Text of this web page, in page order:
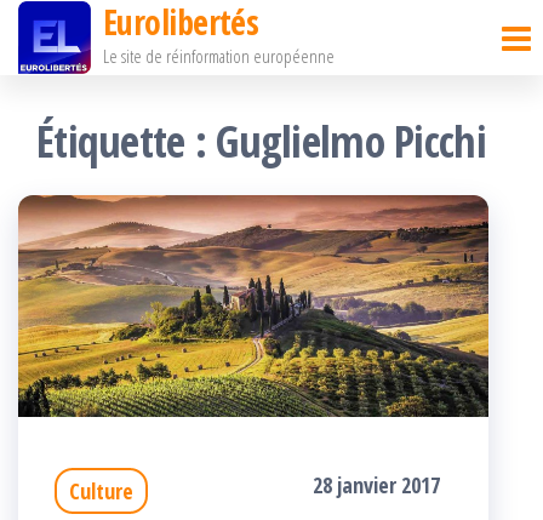
Passer
contenu
Eurolibertés
Le site de réinformation européenne
Étiquette : Guglielmo Picchi
Culture 28 janvier 2017